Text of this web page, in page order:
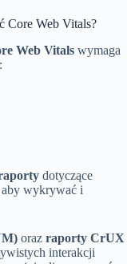
Core Web Vitals?
Web Vitals wymaga
dotyczące
aby wykrywać i
oraz raporty CrUX
interakcji